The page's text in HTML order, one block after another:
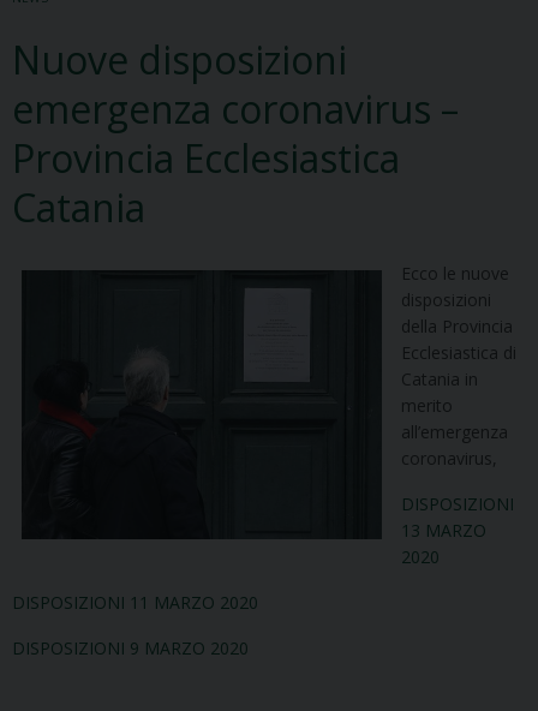
Nuove disposizioni
emergenza coronavirus –
Provincia Ecclesiastica
Catania
Ecco le nuove
disposizioni
della Provincia
Ecclesiastica di
Catania in
merito
all’emergenza
coronavirus,
DISPOSIZIONI
13 MARZO
2020
DISPOSIZIONI 11 MARZO 2020
DISPOSIZIONI 9 MARZO 2020